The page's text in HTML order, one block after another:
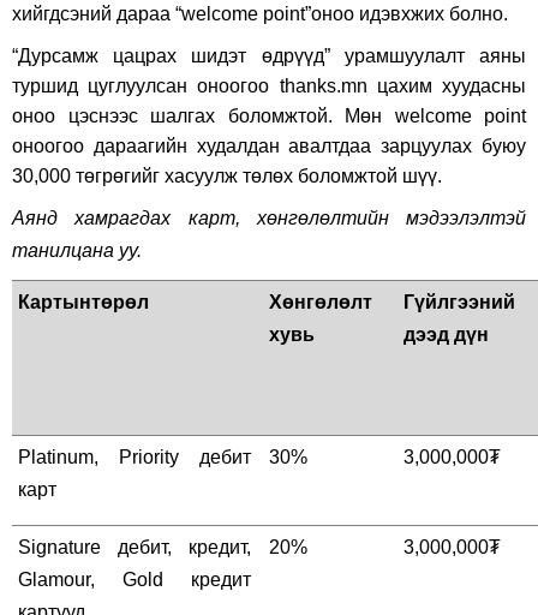
хийгдсэний дараа “welcome point”оноо идэвхжих болно.
“Дурсамж цацрах шидэт өдрүүд” урамшуулалт аяны
туршид цуглуулсан оноогоо thanks.mn цахим хуудасны
оноо цэснээс шалгах боломжтой. Мөн welcome point
оноогоо дараагийн худалдан авалтдаа зарцуулах буюу
30,000 төгрөгийг хасуулж төлөх боломжтой шүү.
Аянд хамрагдах карт, хөнгөлөлтийн мэдээлэлтэй
танилцана уу.
Картынтөрөл
Хөнгөлөлт
хувь
Гүйлгээний
дээд дүн
Platinum, Priority дебит
карт
30% 3,000,000₮
Signature дебит, кредит,
Glamour, Gold кредит
20% 3,000,000₮